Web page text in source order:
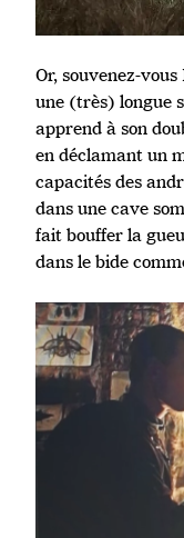
Or, souvenez-
une (très) longue
apprend à son
en déclamant un
capacités des
dans une cave
fait bouffer la
dans le bide